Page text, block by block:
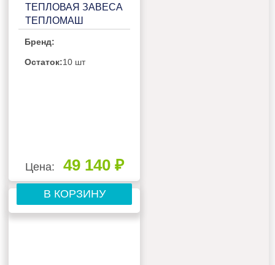
ТЕПЛОВАЯ ЗАВЕСА
ТЕПЛОМАШ
Бренд:
Остаток:10 шт
Цена: 49 140 ₽
В КОРЗИНУ